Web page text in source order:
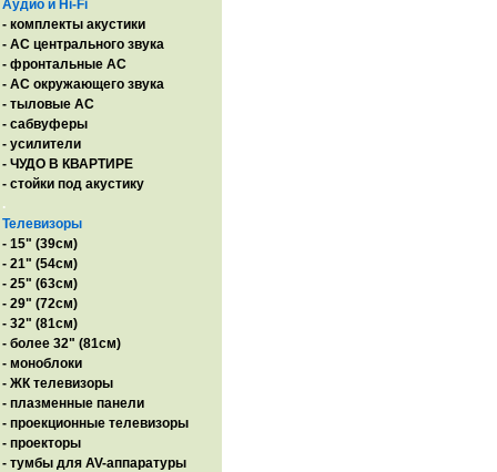
Аудио и Hi-Fi
- комплекты акустики
- AC центрального звука
- фронтальные АС
- АС окружающего звука
- тыловые АС
- сабвуферы
- усилители
- ЧУДО В КВАРТИРЕ
- стойки под акустику
.
Телевизоры
- 15" (39см)
- 21" (54см)
- 25" (63см)
- 29" (72см)
- 32" (81см)
- более 32" (81см)
- моноблоки
- ЖК телевизоры
- плазменные панели
- проекционные телевизоры
- проекторы
- тумбы для AV-аппаратуры